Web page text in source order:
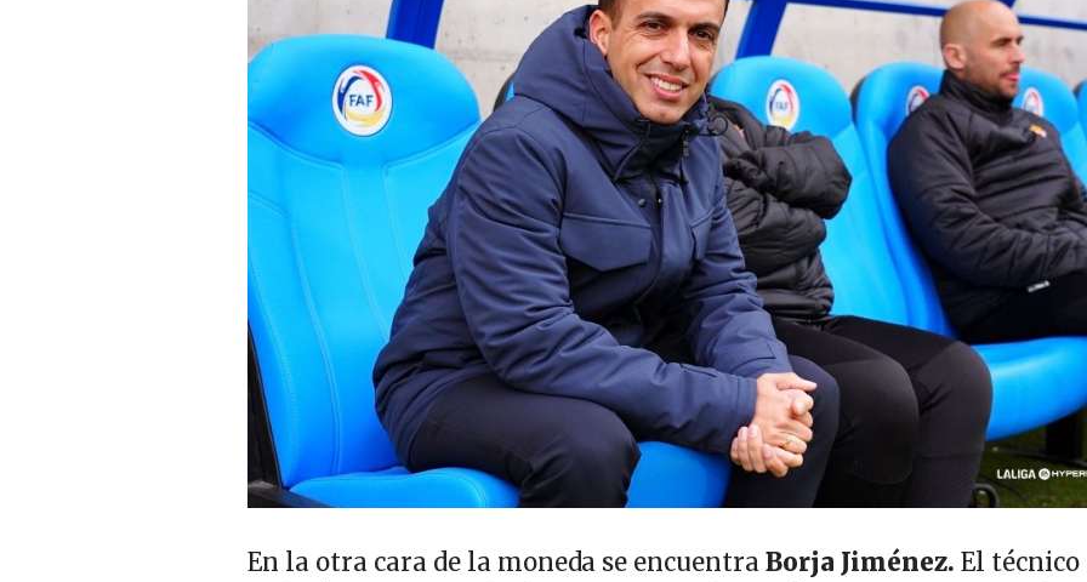
En la otra cara de la moneda se encuentraBorja Jiménez. El técnico